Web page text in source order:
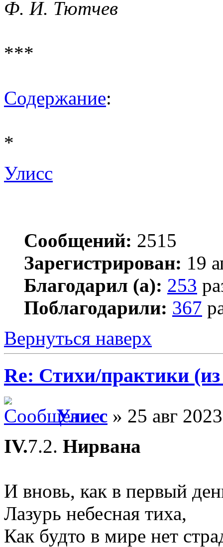
Ф. И. Тютчев
***
Содержание:
*
Улисс
Сообщений: 2515
Зарегистрирован: 19
Благодарил (а): 253
Поблагодарили: 367
Вернуться наверх
Re: Стихи/практики
Улисс » 25 авг
IV.7.2. Нирвана
И вновь, как в первый
Лазурь небесная тиха,
Как будто в мире нет